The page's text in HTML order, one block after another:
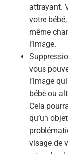
attrayant.
votre
même
l’image.
vous
l’image
bébé ou
Cela
qu’un
visage de